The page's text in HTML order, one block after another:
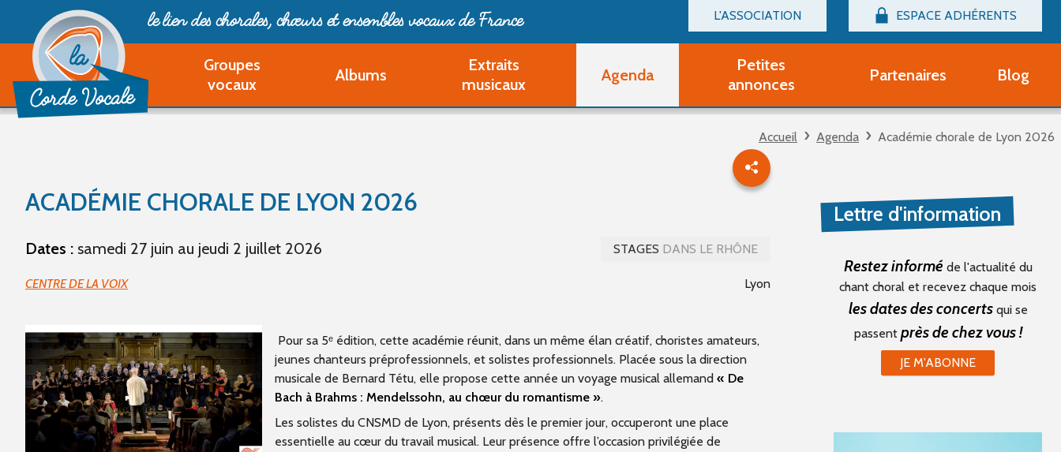
L'ASSOCIATION
Billetterie
Devenir adhérent Groupe Vocal
Devenir adhérent Partenaire
Ouvrir un compte Découverte
Questions fréquentes
ESPACE ADHÉRENTS
Connexion
le lien des chorales, chœurset ensembles vocaux de France
Groupes
vocaux
Albums
Extraits
musicaux
Agenda
Petites
annonces
Partitions d'occasion
Autres
Partenaires Blog
Accueil Agenda Académie chorale de Lyon 2026
ACADÉMIE CHORALE DE LYON 2026
Dates : samedi 27 juin au jeudi 2 juillet 2026 STAGES DANS LE RHÔNE
Lyon
CENTRE DE LA VOIX
Pour sa 5ᵉ édition, cette académie réunit, dans un même élan créatif, choristes amateurs,
jeunes chanteurs préprofessionnels, et solistes professionnels. Placée sous la direction
musicale de Bernard Tétu, elle propose cette année un voyage musical allemand « De
Bach à Brahms : Mendelssohn, au chœur du romantisme ».
Les solistes du CNSMD de Lyon, présents dès le premier jour, occuperont une place
essentielle au cœur du travail musical. Leur présence offre l’occasion privilégiée de
Lettre d'information
Restez informé de l'actualité du
chant choral et recevez chaque mois
les dates des concertsqui se
passent près de chez vous !
JE M'ABONNE